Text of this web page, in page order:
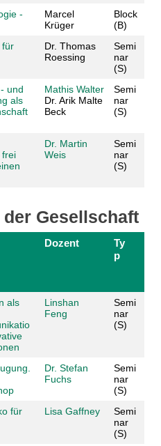
-
Marcel
Krüger
Block
(B)
für
Dr. Thomas
Roessing
Semi
nar
(S)
und
als
Mathis Walter
Dr. Arik Malte
Beck
Semi
nar
(S)
frei
Dr. Martin
Weis
Semi
nar
(S)
Gesellschaft
Dozent
Ty
p
als
Linshan
Feng
Semi
nar
(S)
Dr. Stefan
Fuchs
Semi
nar
(S)
für
Lisa Gaffney
Semi
nar
(S)